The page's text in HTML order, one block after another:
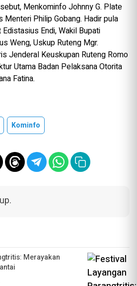
Menkominfo Johnny G. Plate
Menteri Philip Gobang. Hadir pula
Endi, Wakil Bupati
Weng, Uskup Ruteng Mgr.
Jenderal Keuskupan Ruteng Romo
Utama Badan Pelaksana Otorita
Fatina.
Kominfo
Merayakan